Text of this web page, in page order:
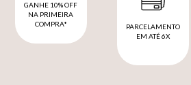
GANHE 10% OFF
NA PRIMEIRA
COMPRA*
PARCELAMENTO
EM ATÉ 6X